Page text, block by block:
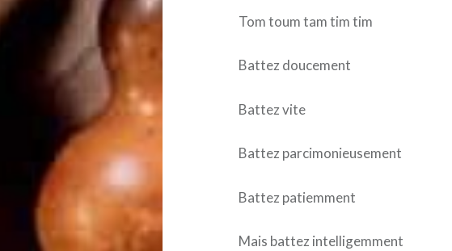
Tom toum tam tim tim
Battez doucement
Battez vite
Battez parcimonieusement
Battez patiemment
Mais battez intelligemment